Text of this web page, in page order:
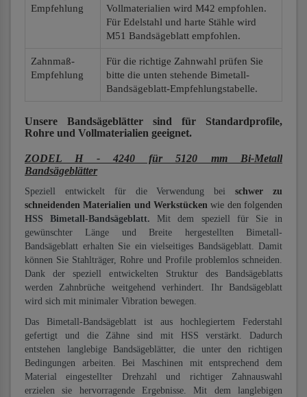
Empfehlung
Vollmaterialien wird M42 empfohlen.
Für Edelstahl und harte Stähle wird
M51 Bandsägeblatt empfohlen.
Zahnmaß-
Empfehlung
Für die richtige Zahnwahl prüfen Sie
bitte die unten stehende Bimetall-
Bandsägeblatt-Empfehlungstabelle.
Unsere Bandsägeblätter sind für Standardprofile,
Rohre und Vollmaterialien geeignet.
ZODEL H - 4240 für 5120 mm Bi-Metall
Bandsägeblätter
Speziell entwickelt für die Verwendung beischwer zu
schneidenden Materialien und Werkstücken wie den folgenden
HSS Bimetall-Bandsägeblatt. Mit dem speziell für Sie in
gewünschter Länge und Breite hergestellten Bimetall-
Bandsägeblatt erhalten Sie ein vielseitiges Bandsägeblatt. Damit
können Sie Stahlträger, Rohre und Profile problemlos schneiden.
Dank der speziell entwickelten Struktur des Bandsägeblatts
werden Zahnbrüche weitgehend verhindert. Ihr Bandsägeblatt
wird sich mit minimaler Vibration bewegen.
Das Bimetall-Bandsägeblatt ist aus hochlegiertem Federstahl
gefertigt und die Zähne sind mit HSS verstärkt. Dadurch
entstehen langlebige Bandsägeblätter, die unter den richtigen
Bedingungen arbeiten. Bei Maschinen mit entsprechend dem
Material eingestellter Drehzahl und richtiger Zahnauswahl
erzielen sie hervorragende Ergebnisse. Mit dem langlebigen